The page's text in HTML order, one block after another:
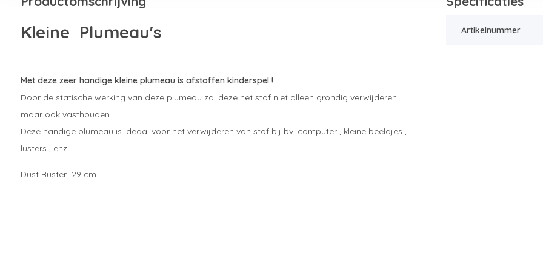
Kleine Plumeau's
Met deze zeer handige kleine plumeau is afstoffen kinderspel !
Door de statische werking van deze plumeau zal deze het stof niet alleen grondig verwijderen
maar ook vasthouden.
Deze handige plumeau is ideaal voor het verwijderen van stof bij bv. computer , kleine beeldjes ,
lusters , enz.
Dust Buster 29 cm.
Artikelnummer